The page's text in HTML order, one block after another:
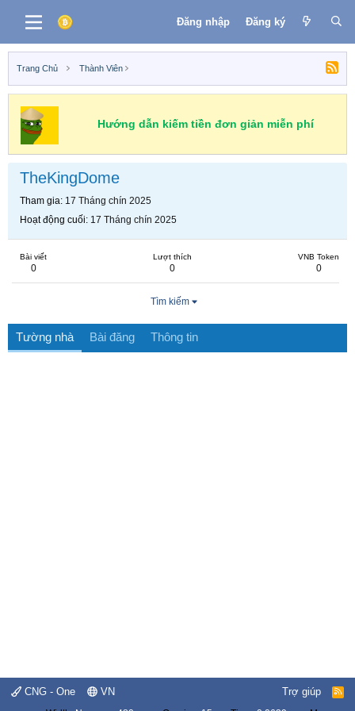
Đăng nhập Đăng ký
Trang Chủ Thành Viên
Hướng dẫn kiếm tiền đơn giản miễn phí
TheKingDome
Tham gia 17 Tháng chín 2025
Hoạt động cuối 17 Tháng chín 2025
Bài viết
0
Lượt thích
0
VNB Token
0
Tìm kiếm
Tường nhà Bài đăng Thông tin
CNG - One VN Trợ giúp
R